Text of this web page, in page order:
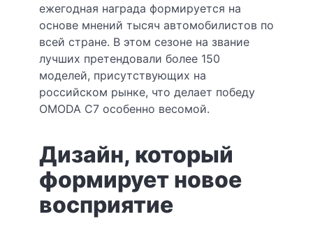
ежегодная награда формируется на
основе мнений тысяч автомобилистов по
всей стране. В этом сезоне на звание
лучших претендовали более 150
моделей, присутствующих на
российском рынке, что делает победу
OMODA C7 особенно весомой.
Дизайн, который
формирует новое
восприятие